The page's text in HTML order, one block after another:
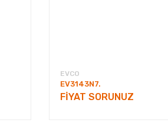
EVCO
EV3143N7.
FİYAT SORUNUZ